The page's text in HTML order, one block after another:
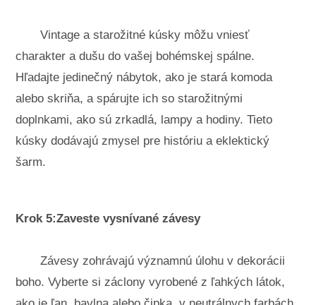
Vintage a starožitné kúsky môžu vniesť
charakter a dušu do vašej bohémskej spálne.
Hľadajte jedinečný nábytok, ako je stará komoda
alebo skriňa, a spárujte ich so starožitnými
doplnkami, ako sú zrkadlá, lampy a hodiny. Tieto
kúsky dodávajú zmysel pre históriu a eklektický
šarm.
Krok 5:Zaveste vysnívané závesy
Závesy zohrávajú významnú úlohu v dekorácii
boho. Vyberte si záclony vyrobené z ľahkých látok,